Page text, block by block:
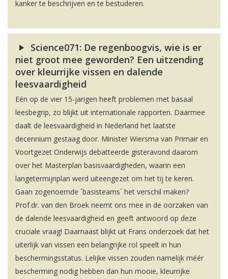
kanker te beschrijven en te bestuderen.
Science071: De regenboogvis, wie is er
niet groot mee geworden? Een uitzending
over kleurrijke vissen en dalende
leesvaardigheid
Eén op de vier 15-jarigen heeft problemen met basaal
leesbegrip, zo blijkt uit internationale rapporten. Daarmee
daalt de leesvaardigheid in Nederland het laatste
decennium gestaag door. Minister Wiersma van Primair en
Voortgezet Onderwijs debatteerde gisteravond daarom
over het Masterplan basisvaardigheden, waarin een
langetermijnplan werd uiteengezet om het tij te keren.
Gaan zogenoemde ´basisteams´ het verschil maken?
Prof.dr. van den Broek neemt ons mee in de oorzaken van
de dalende leesvaardigheid en geeft antwoord op deze
cruciale vraag! Daarnaast blijkt uit Frans onderzoek dat het
uiterlijk van vissen een belangrijke rol speelt in hun
beschermingsstatus. Lelijke vissen zouden namelijk méér
bescherming nodig hebben dan hun mooie, kleurrijke